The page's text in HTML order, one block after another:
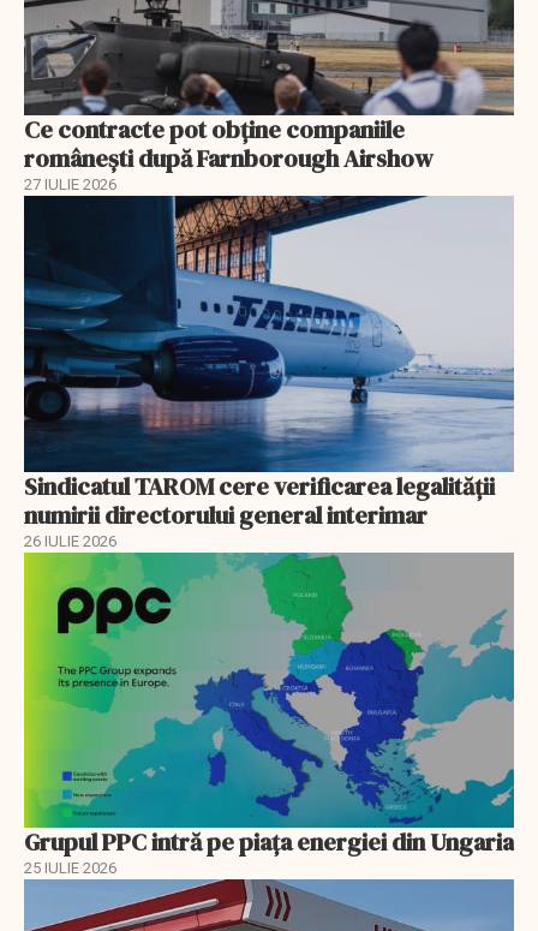
Ce contracte pot obține companiile
românești după Farnborough Airshow
27 IULIE 2026
Sindicatul TAROM cere verificarea legalității
numirii directorului general interimar
26 IULIE 2026
Grupul PPC intră pe piața energiei din Ungaria
25 IULIE 2026